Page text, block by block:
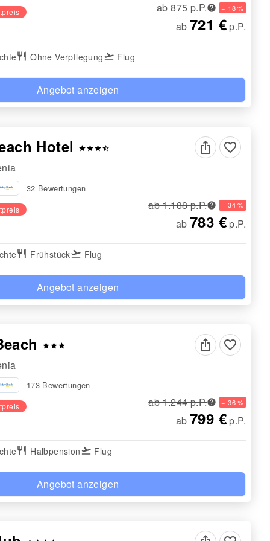
ab 875 p.P. − 18 %
ab 721 € p.P.
restaurant Ohne Verpflegungflight_takeoff Flug
Angebot anzeigen
Hotel starstarstarstar_half favorite_border
32 Bewertungen
ab 1.188 p.P. − 34 %
ab 783 € p.P.
restaurant Frühstückflight_takeoff Flug
Angebot anzeigen
starstarstar favorite_border
173 Bewertungen
ab 1.244 p.P. − 36 %
ab 799 € p.P.
restaurant Halbpensionflight_takeoff Flug
Angebot anzeigen